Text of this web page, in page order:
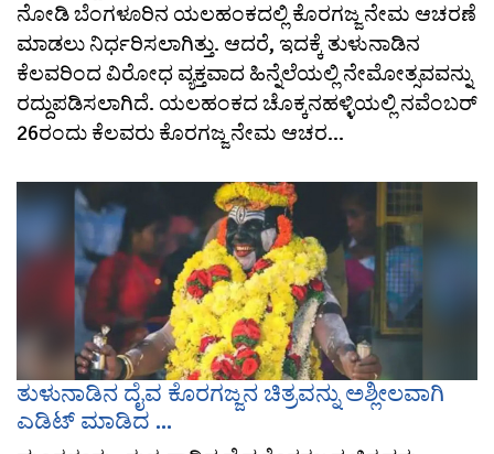
ನೋಡಿ ಬೆಂಗಳೂರಿನ ಯಲಹಂಕದಲ್ಲಿ ಕೊರಗಜ್ಜ ನೇಮ ಆಚರಣೆ
ಮಾಡಲು ನಿರ್ಧರಿಸಲಾಗಿತ್ತು. ಆದರೆ, ಇದಕ್ಕೆ ತುಳುನಾಡಿನ
ಕೆಲವರಿಂದ ವಿರೋಧ ವ್ಯಕ್ತವಾದ ಹಿನ್ನೆಲೆಯಲ್ಲಿ ನೇಮೋತ್ಸವವನ್ನು
ರದ್ದುಪಡಿಸಲಾಗಿದೆ. ಯಲಹಂಕದ ಚೊಕ್ಕನಹಳ್ಳಿಯಲ್ಲಿ ನವೆಂಬರ್
26ರಂದು ಕೆಲವರು ಕೊರಗಜ್ಜ ನೇಮ ಆಚರ...
ತುಳುನಾಡಿನ ದೈವ ಕೊರಗಜ್ಜನ ಚಿತ್ರವನ್ನು ಅಶ್ಲೀಲವಾಗಿ
ಎಡಿಟ್ ಮಾಡಿದ ...